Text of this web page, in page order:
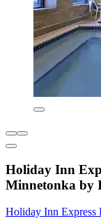
Holiday Inn
Minnetonka by
Holiday Inn Express